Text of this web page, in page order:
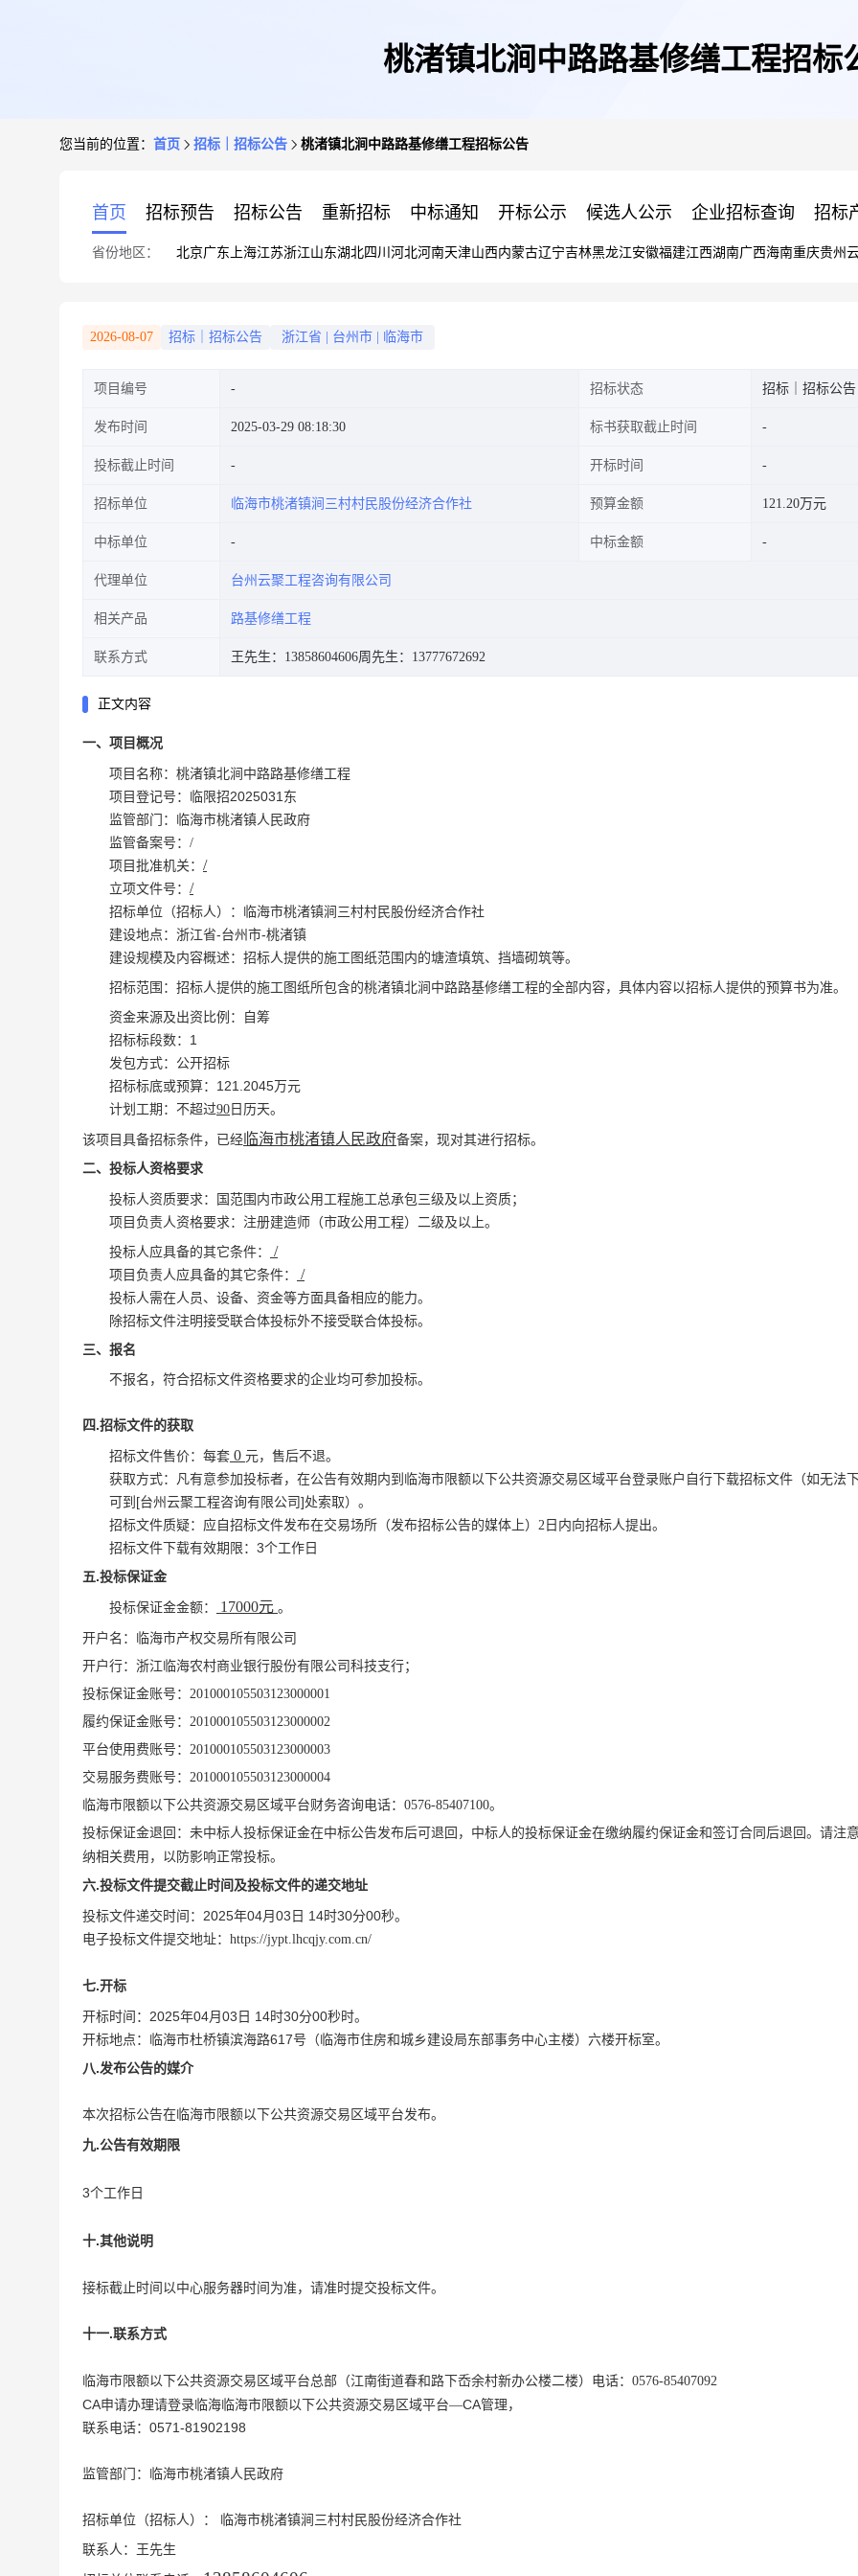
桃渚镇北涧中路路基修缮工程招标
您当前的位置： 首页 招标｜招标公告 桃渚镇北涧中路路基修缮工程招标公告
首页 招标预告 招标公告 重新招标 中标通知 开标公示 候选人公示 企业招标查询 招标
省份地区： 北京广东 上海江苏浙江山东湖北四川 河北河南天津山西内蒙古辽宁吉林黑龙江安徽福建江西湖南广西海南重庆贵州
2026-08-07 招标｜招标公告 浙江省 台州市 临海市
项目编号 招标状态 招标｜招标公告
发布时间 2025-03-29 08:18:30 标书获取截止时间
投标截止时间 开标时间
招标单位 临海市桃渚镇涧三村村民股份经济合作社 预算金额 121.20万元
中标单位 中标金额
代理单位 台州云聚工程咨询有限公司
相关产品 路基修缮工程
联系方式 王先生：13858604606周先生：13777672692
正文内容
一、项目概况
项目名称： 桃渚镇北涧中路路基修缮工程
项目登记号： 临限招2025031东
监管部门：临海市桃渚镇人民政府
监管备案号：/
项目批准机关： /
立项文件号： /
招标单位（招标人）： 临海市桃渚镇涧三村村民股份经济合作社
建设地点： 浙江省-台州市-桃渚镇
建设规模及内容概述： 招标人提供的施工图纸范围内的塘渣填筑、挡墙砌筑等。
招标范围： 招标人提供的施工图纸所包含的桃渚镇北涧中路路基修缮工程的全部内容，具体内容以招标人提供的预算书为准。
资金来源及出资比例： 自筹
招标标段数： 1
发包方式： 公开招标
招标标底或预算： 121.2045万元
计划工期： 不超过90 日历天。
该项目具备招标条件，已经 临海市桃渚镇人民政府备案，现对其进行招标。
二、投标人资格要求
投标人资质要求：
国范围内市政公用工程施工总承包三级及以上资质；
项目负责人资格要求： 注册建造师（市政公用工程）二级及以上。
投标人应具备的其它条件： /
项目负责人应具备的其它条件： /
投标人需在人员、设备、资金等方面具备相应的能力。
除招标文件注明接受联合体投标外不接受联合体投标。
三、报名
不报名，符合招标文件资格要求的企业均可参加投标。
四 .招标文件的获取
招标文件售价：每套 0 元，售后不退。
获取方式：凡有意参加投标者，在公告有效期内到 临海市限额以下公共资源交易区域平台登录账户自行下载招标文件（如无法
可到 [台州云聚工程咨询有限公司]处索取）。
招标文件质疑： 应 自招标文件发布在交易场所（发布招标公告的媒体上） 2 日内向招标人提出。
招标文件下载有效期限： 3个工作日
五.投标保证金
投标保证金金额： 17000元 。
开户名：临海市产权交易所有限公司
开户行：浙江临海农村商业银行股份有限公司科技支行；
投标保证金账号：201000105503123000001
履约保证金账号：201000105503123000002
平台使用费账号：201000105503123000003
交易服务费账号：201000105503123000004
临海市限额以下公共资源交易区域平台财务咨询电话：0576-85407100。
投标保证金退回：未中标人投标保证金在中标公告发布后可退回，中标人的投标保证金在缴纳履约保证金和签订合同后退回。 请注
纳相关费用，以防影响正常投标。
六.投标文件提交截止时间及投标文件的递交地址
投标文件递交时间： 2025年04月03日 14时30分00秒。
电子投标文件提交地址： https://jypt.lhcqjy.com.cn/
七.开标
开标时间： 2025年04月03日 14时30分00秒时。
开标地点： 临海市杜桥镇滨海路617号（临海市住房和城乡建设局东部事务中心主楼）六楼开标室。
八.发布公告的媒介
本次招标公告在 临海市限额以下公共资源交易区域平台发布。
九.公告有效期限
3个工作日
十.其他说明
接标截止时间以中心服务器时间为准，请准时提交投标文件。
十一.联系方式
临海市限额以下公共资源交易区域平台总部（江南街道春和路下岙余村新办公楼二楼）电话：0576-85407092
CA申请办理请登录临海临海市限额以下公共资源交易区域平台—CA管理，
联系电话： 0571-81902198
监管部门：临海市桃渚镇人民政府
招标单位（招标人）： 临海市桃渚镇涧三村村民股份经济合作社
联系人：王先生